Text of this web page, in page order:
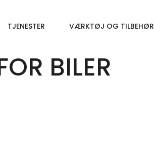
TJENESTER VÆRKTØJ OG TILBEHØR
BILER